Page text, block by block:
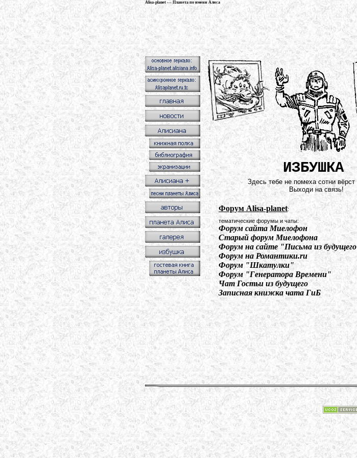
Alisa-planet --- Планета по имени Алиса
ИЗБУШКА
Здесь тебе не помеха сотни вёрст
Выходи на связь!
Форум Alisa-planet:
тематические форумы и чаты:
Форум сайта Миелофон
Старый форум Миелофона
Форум на сайте "Письма из
Форум на Романтики.ru
Форум "Шкатулки"
Форум "Генератора Времени"
Чат Гостьи из будущего
Записная книжка чата ГиБ